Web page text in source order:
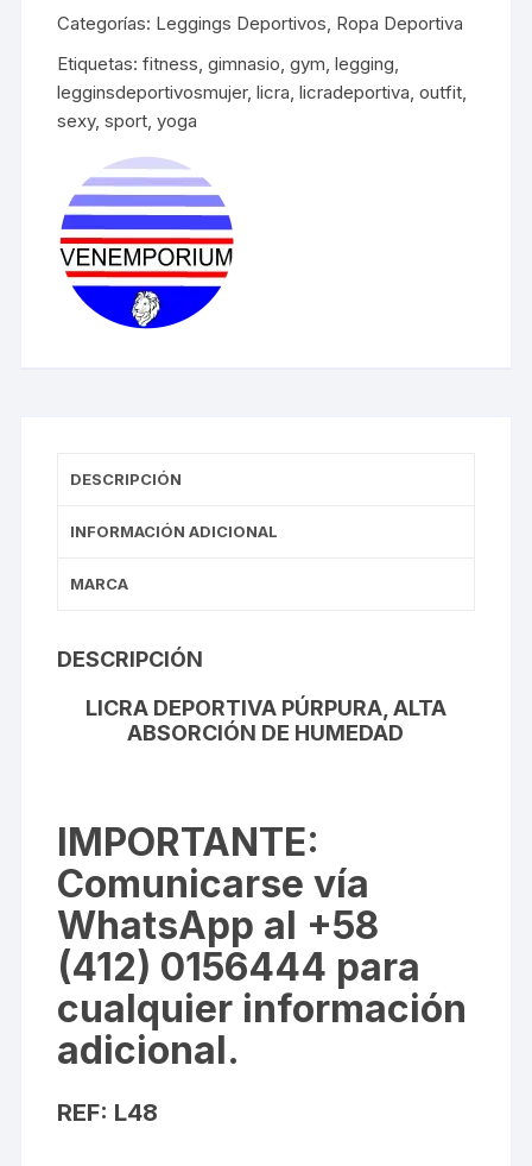
alta
de
humedad
cantidad
Categorías: Leggings Deportivos, Ropa Deportiva
Etiquetas:fitness,gimnasio,gym,legging,
legginsdeportivosmujer,licra,licradeportiva,outfit,
sexy,sport,yoga
DESCRIPCIÓN
INFORMACIÓN ADICIONAL
MARCA
DESCRIPCIÓN
LICRA DEPORTIVA PÚRPURA, ALTA
ABSORCIÓN DE HUMEDAD
IMPORTANTE:
Comunicarse vía
WhatsApp al +58
(412) 0156444 para
cualquier información
adicional.
REF: L48